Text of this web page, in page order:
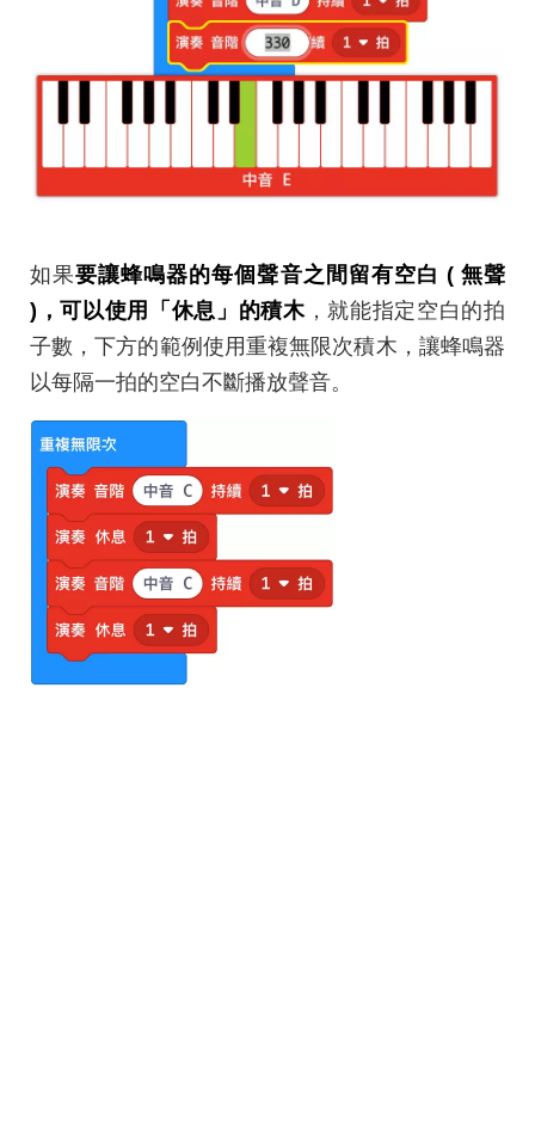
如果要讓蜂鳴器的每個聲音之間留有空白 ( 無聲
)，可以使用「休息」的積木，就能指定空白的拍
子數，下方的範例使用重複無限次積木，讓蜂鳴器
以每隔一拍的空白不斷播放聲音。